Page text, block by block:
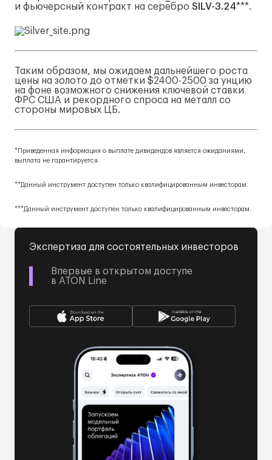
и фьючерсный контракт на серебро SILV-3.24***.
Таким образом, мы ожидаем дальнейшего роста
цены на золото до отметки $2400-2500 за унцию
на фоне возможного снижения ключевой ставки
ФРС США и рекордного спроса на металл со
стороны мировых ЦБ.
*Приведенная информация о выплате дивидендов является ожиданиями,
выплата не гарантируется.
**Данный инструмент доступен только квалифицированным инвесторам.
***Данный инструмент доступен только квалифицированным инвесторам.
Экспертиза для состоятельных инвесторов
Впервые в открытом доступе
в ATON Line